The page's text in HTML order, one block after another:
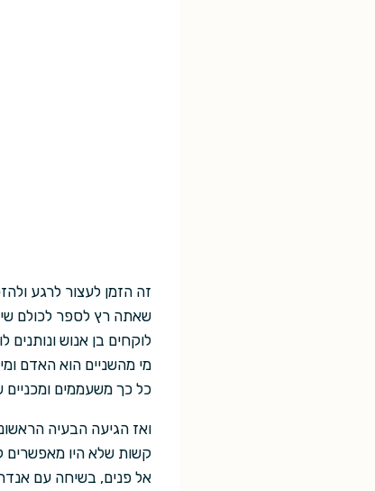
זה הזמן לעצור לרגע
שאתה רץ לספר לכולם
לוקחים בן אנוש
מי מהשניים הוא האדם
כל כך משעממים ומכניים
ואז הגיעה הבעיה
קשות שלא היו
אל פנים, בשיחה עם